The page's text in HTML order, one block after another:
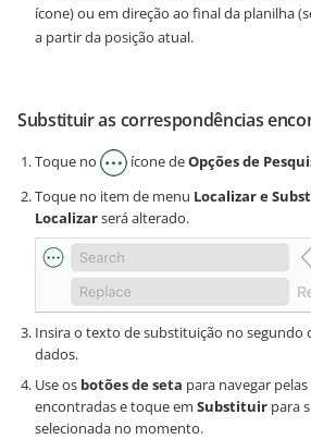
ícone) ou em direção ao final da planilha
a partir da posição atual.
Substituir as correspondências
Toque no ícone deOpções de
Toque no item de menu Localizar e
Localizarserá alterado.
Insira o texto de substituição no segundo
dados.
Use os botões de seta para navegar
encontradas e toque em Substituir para
selecionada no momento.